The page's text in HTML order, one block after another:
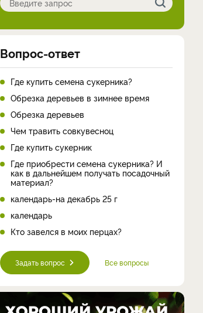
Вопрос-ответ
Где купить семена сукерника?
Обрезка деревьев в зимнее время
Обрезка деревьев
Чем травить совкувесноц
Где купить сукерник
Где приобрести семена сукерника? И
как в дальнейшем получать посадочный
материал?
календарь-на декабрь 25 г
календарь
Кто завелся в моих перцах?
Задать вопрос Все вопросы